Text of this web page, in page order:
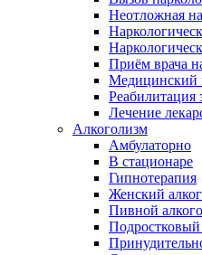
Неотложная
Приём врача
Медицинский
Реабилитация
Лечение
Алкоголизм
Амбулаторно
В стационаре
Гипнотерапия
Женский
Пивной
Подростковый